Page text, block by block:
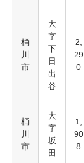
桶
川
市
大
字
下
日
出
谷
2,
29
0
桶
川
市
大
字
坂
田
1,
90
8